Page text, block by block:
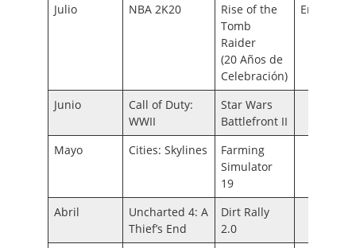
Julio NBA 2K20
Rise of the
Tomb
Raider
(20 Años de
Celebración)
Erica
Junio
Call of Duty:
WWII
Star Wars
Battlefront II
Mayo
Cities: Skylines
Farming
Simulator
19
Abril
Uncharted 4: A
Thief’s End
Dirt Rally
2.0